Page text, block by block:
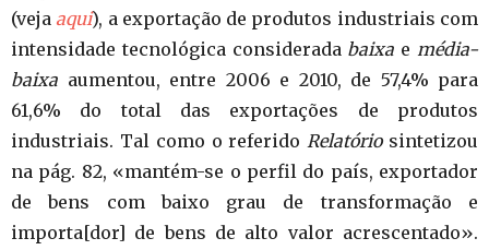
(veja aqui), a exportação de produtos industriais com
intensidade tecnológica considerada baixa e média-
baixa aumentou, entre 2006 e 2010, de 57,4% para
61,6% do total das exportações de produtos
industriais. Tal como o referido Relatóriosintetizou
na pág. 82, «mantém-se o perfil do país, exportador
de bens com baixo grau de transformação e
importa[dor] de bens de alto valor acrescentado».